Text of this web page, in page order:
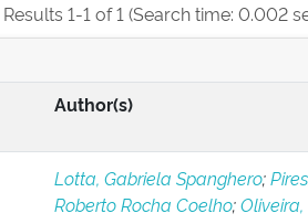
Results 1-1 of 1 (Search time: 0.002
Author(s)
Lotta, Gabriela Spanghero;
Roberto Rocha Coelho;Oliveira,